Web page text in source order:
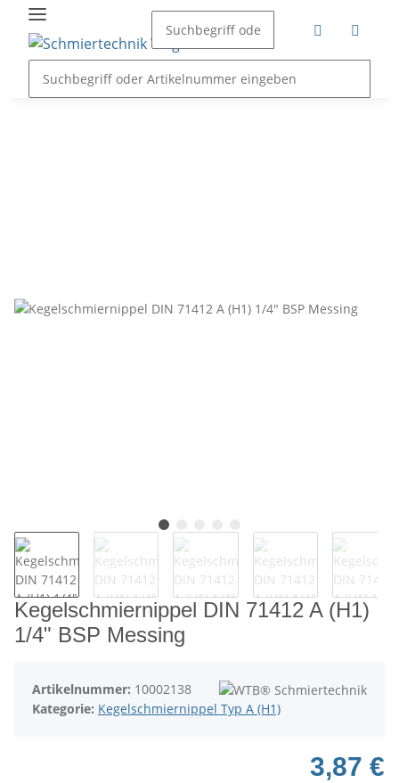
Kegelschmiernippel DIN 71412 A (H1)
1/4" BSP Messing
Artikelnummer: 10002138
Kategorie: Kegelschmiernippel Typ A (H1)
3,87 €